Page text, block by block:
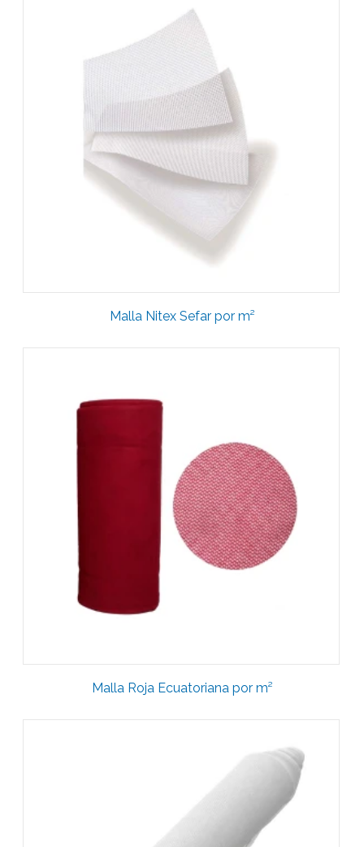
Malla Nitex Sefar por m²
Malla Roja Ecuatoriana por m²